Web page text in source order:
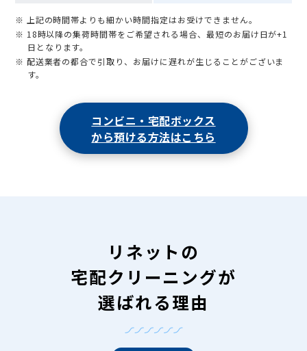
※ 上記の時間帯よりも細かい時間指定はお受けできません。
※ 18時以降の集荷時間帯をご希望される場合、最短のお届け日が+1
日となります。
※ 配送業者の都合で引取り、お届けに遅れが生じることがございま
す。
コンビニ・宅配ボックス
から預ける方法はこちら
リネットの
宅配クリーニングが
選ばれる理由